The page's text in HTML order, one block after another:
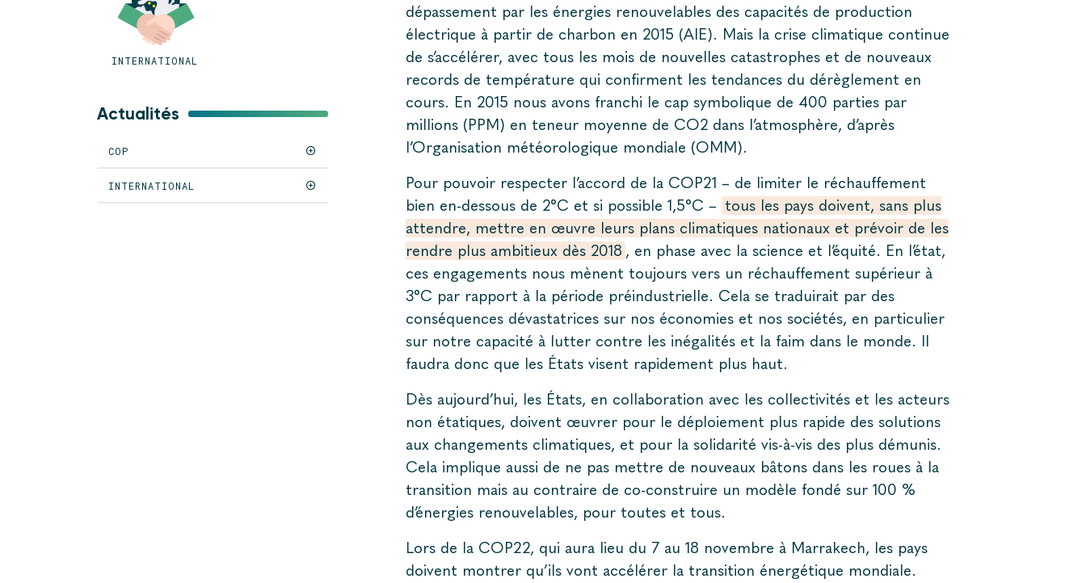
INTERNATIONAL
Actualités
COP
INTERNATIONAL
dépassement par les énergies renouvelables des capacités de production
électrique à partir de charbon en 2015 (AIE). Mais la crise climatique continue
de s’accélérer, avec tous les mois de nouvelles catastrophes et de nouveaux
records de température qui confirment les tendances du dérèglement en
cours. En 2015 nous avons franchi le cap symbolique de 400 parties par
millions (PPM) en teneur moyenne de CO2 dans l’atmosphère, d’après
l’Organisation météorologique mondiale (OMM).
Pour pouvoir respecter l’accord de la COP21 – de limiter le réchauffement
bien en-dessous de 2°C et si possible 1,5°C – tous les pays doivent, sans plus
attendre, mettre en œuvre leurs plans climatiques nationaux et prévoir de les
rendre plus ambitieux dès 2018 , en phase avec la science et l’équité. En l’état,
ces engagements nous mènent toujours vers un réchauffement supérieur à
3°C par rapport à la période préindustrielle. Cela se traduirait par des
conséquences dévastatrices sur nos économies et nos sociétés, en particulier
sur notre capacité à lutter contre les inégalités et la faim dans le monde. Il
faudra donc que les États visent rapidement plus haut.
Dès aujourd’hui, les États, en collaboration avec les collectivités et les acteurs
non étatiques, doivent œuvrer pour le déploiement plus rapide des solutions
aux changements climatiques, et pour la solidarité vis-à-vis des plus démunis.
Cela implique aussi de ne pas mettre de nouveaux bâtons dans les roues à la
transition mais au contraire de co-construire un modèle fondé sur 100 %
d’énergies renouvelables, pour toutes et tous.
Lors de la COP22, qui aura lieu du 7 au 18 novembre à Marrakech, les pays
doivent montrer qu’ils vont accélérer la transition énergétique mondiale.